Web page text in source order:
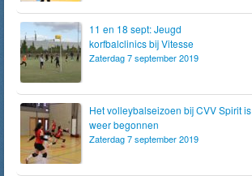
11 en 18 sept: Jeugd
korfbalclinics bij Vitesse
Zaterdag 7 september 2019
Het volleybalseizoen bij CVV Spirit is
weer begonnen
Zaterdag 7 september 2019